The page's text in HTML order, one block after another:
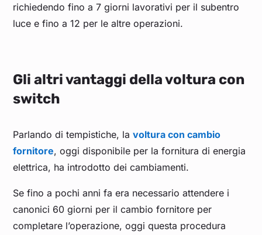
richiedendo fino a 7 giorni lavorativi per il subentro
luce e fino a 12 per le altre operazioni.
Gli altri vantaggi della voltura con
switch
Parlando di tempistiche, lavoltura con cambio
fornitore, oggi disponibile per la fornitura di energia
elettrica, ha introdotto dei cambiamenti.
Se fino a pochi anni fa era necessario attendere i
canonici 60 giorni per il cambio fornitore per
completare l’operazione, oggi questa procedura